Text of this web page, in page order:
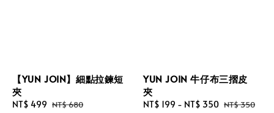
【YUN JOIN】細點拉鍊短
夾
Sale
NT$ 499 Regular
NT$ 680
YUN JOIN 牛仔布三摺皮
夾
Sale
NT$ 199 - NT$ 350 Regular
NT$ 350